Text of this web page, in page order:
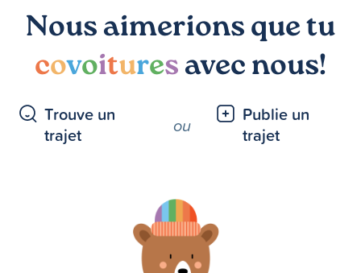
Nous aimerions que tu
covoituresavec nous!
Trouve un
trajet
ou
Publie un
trajet